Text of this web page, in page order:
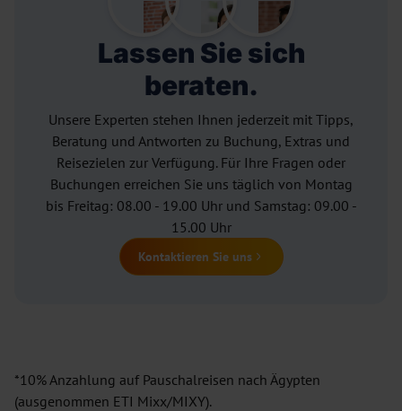
Lassen Sie sich
beraten.
Unsere Experten stehen Ihnen jederzeit mit Tipps,
Beratung und Antworten zu Buchung, Extras und
Reisezielen zur Verfügung. Für Ihre Fragen oder
Buchungen erreichen Sie uns täglich von Montag
bis Freitag: 08.00 - 19.00 Uhr und Samstag: 09.00 -
15.00 Uhr
Kontaktieren Sie uns
*10% Anzahlung auf Pauschalreisen nach Ägypten
(ausgenommen ETI Mixx/MIXY).